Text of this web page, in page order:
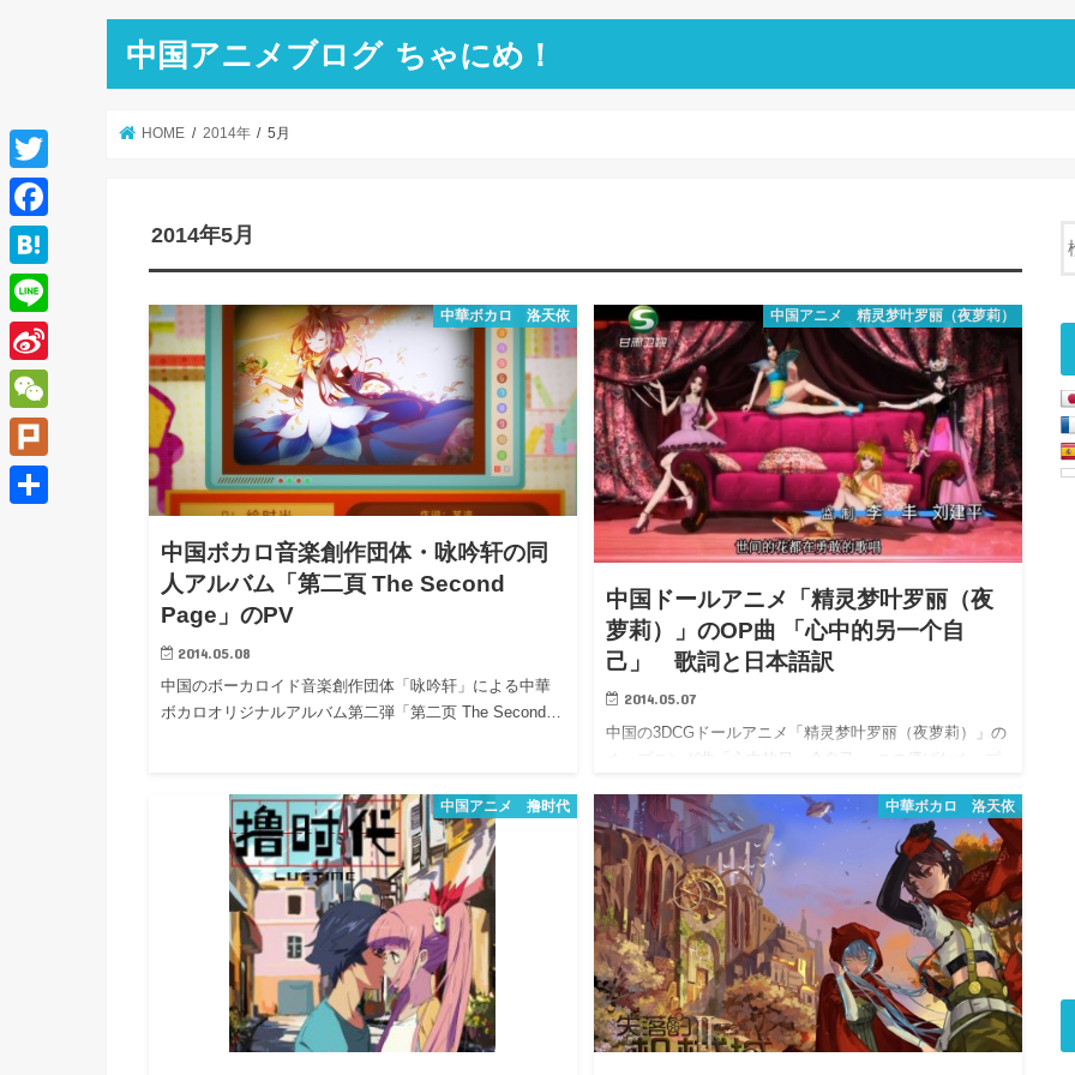
中国アニメブログ ちゃにめ！
HOME 2014年 5月
2014年5月
中華ボカロ 洛天依
中国ボカロ音楽創作団体・咏吟轩の同
人アルバム「第二頁 The Second
Page」のPV
2014.05.08
中国のボーカロイド音楽創作団体「咏吟轩」による中華
ボカロオリジナルアルバム第二弾「第二页 The Second…
中国アニメ 精灵梦叶罗丽（夜萝莉）
中国ドールアニメ「精灵梦叶罗丽（夜
萝莉）」のOP曲 「心中的另一个自
己」 歌詞と日本語訳
2014.05.07
中国の3DCGドールアニメ「精灵梦叶罗丽（夜萝莉）」の
オープニング曲「心中的另一个自己」 この儚げなオープ
中国アニメ 撸时代 中華ボカロ 洛天依
T
w
i
t
e
r
F
a
c
e
b
o
o
k
H
a
t
e
a
L
i
n
e
S
i
n
a
W
e
C
P